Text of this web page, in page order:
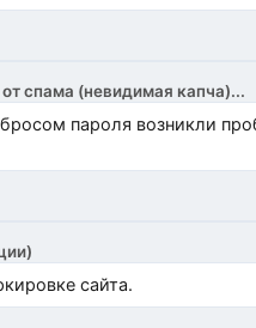
спама (невидимая капча)...
пароля возникли
сайта.